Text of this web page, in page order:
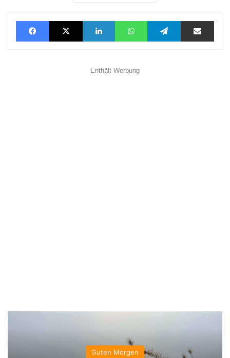
FacebookX LinkedInWhatsAppTelegramTeilen via E-Mail
Enthält Werbung
Guten Morgen